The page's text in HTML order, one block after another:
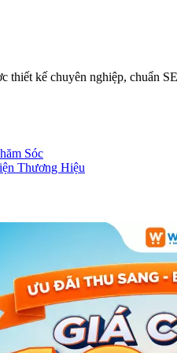
thiết kế chuyên nghiệp, chuẩn
Sóc
Thương Hiệu